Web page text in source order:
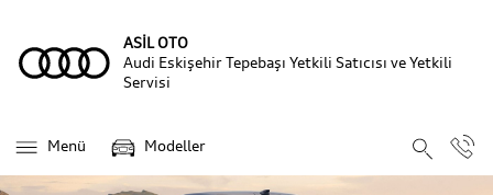
ASİL OTO
Audi Eskişehir Tepebaşı Yetkili Satıcısı ve Yetkili
Servisi
Menü Modeller